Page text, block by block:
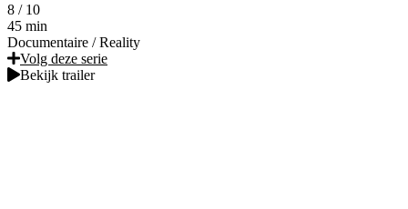
8 / 10
45 min
Documentaire / Reality
Volg deze serie
Bekijk trailer